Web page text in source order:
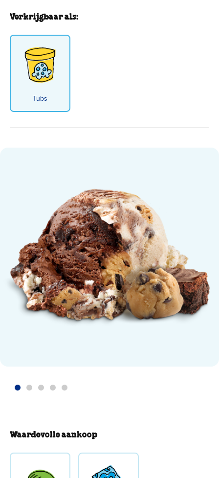
Verkrijgbaar als:
Tubs
Waardevolle aankoop